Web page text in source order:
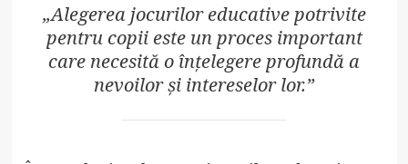
„Alegerea jocurilor educative potrivite
pentru copii este un proces important
care necesită o înțelegere profundă a
nevoilor și intereselor lor.”